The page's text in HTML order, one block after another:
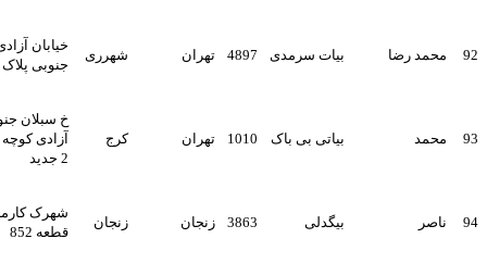
بیات سرمدی 4897 تهران شهرری
خیابان آزادی خیابان خوش
جنوبی پلاک 1096 طبقه اول
بیاتی بی باک 1010 تهران کرج
خ سبلان جنوبی خ محسن
آزادی کوچه خالقی پ 66 قدیم
بیگدلی 3863 زنجان زنجان
شهرک کارمندان فاز 3 خ 4